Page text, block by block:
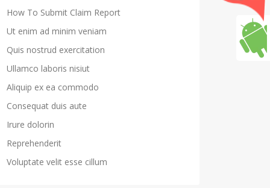
How To Submit Claim Report
Ut enim ad minim veniam
Quis nostrud exercitation
Ullamco laboris nisiut
Aliquip ex ea commodo
Consequat duis aute
Irure dolorin
Reprehenderit
Voluptate velit esse cillum